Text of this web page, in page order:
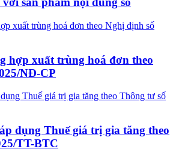
hợp xuất trùng hoá đơn theo
NĐ-CP
dụng Thuế giá trị gia tăng theo
TT-BTC